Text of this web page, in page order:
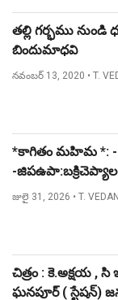
తల్లి గర్భము నుండి
బిందుమాధవి
నవంబర్ 13, 2020 • T.
*కాగితం మహిమ *: -
-జిపఉపా:బక్రిచెప్యాల-
జులై 31, 2026 • T.
చిత్రం : కె.అక్షయ ,
ఘనపూర్ ( స్టేషన్)